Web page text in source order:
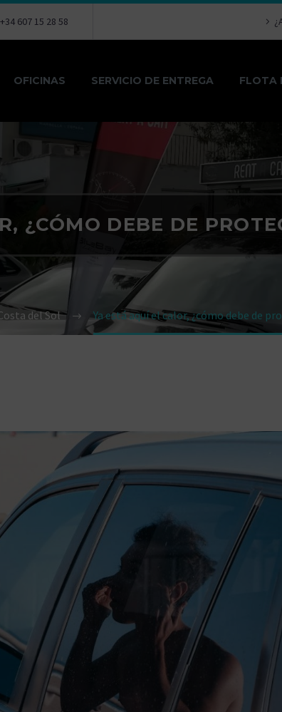
+34 607 15 28 58
OFICINAS SERVICIO DE ENTREGA FLOTA
¿CÓMO DEBE DE
del Sol Ya está aquí el calor, ¿cómo debe de